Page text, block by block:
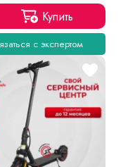
Купить
с экспертом